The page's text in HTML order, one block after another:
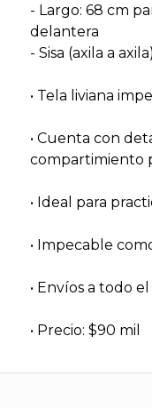
- Largo: 68 cm
delantera
- Sisa (axila a
• Tela liviana
• Cuenta con
compartimiento
• Ideal para
• Impecable
• Envíos a todo
• Precio: $90 mil